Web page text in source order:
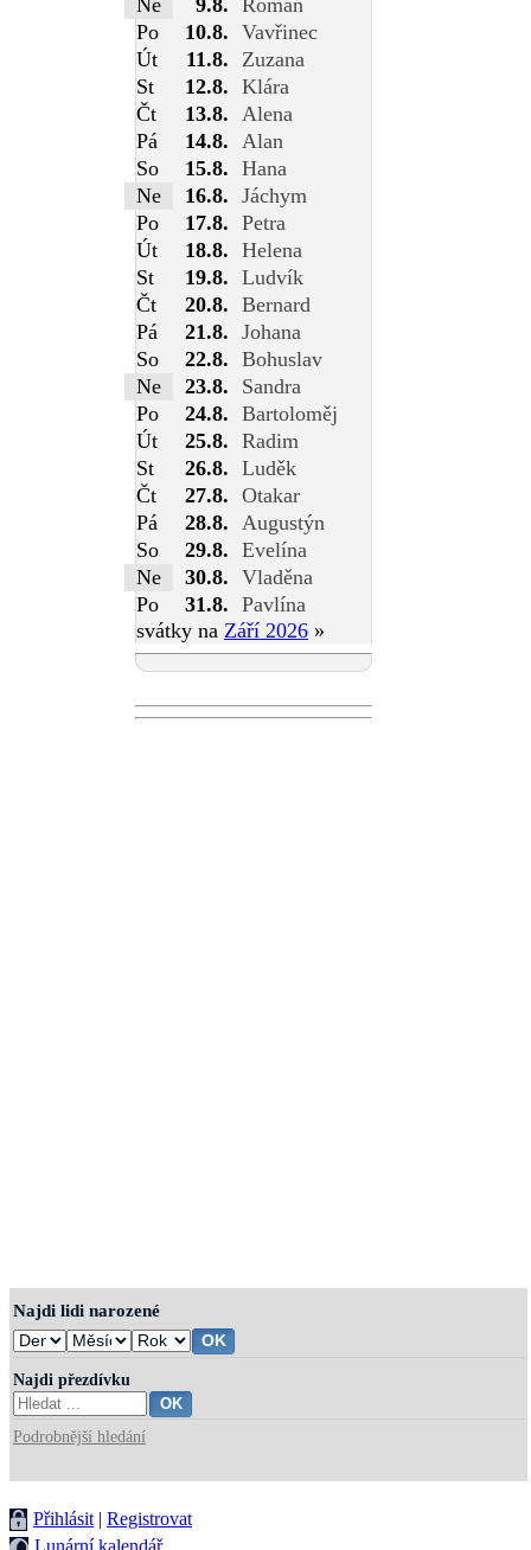
Po
10.8. Vavřinec
Út
11.8.
Zuzana
St
12.8. Klára
Čt
13.8.
Alena
Pá
14.8.
Alan
So
15.8. Hana
Ne
16.8. Jáchym
Po
17.8. Petra
Út
18.8. Helena
St
19.8. Ludvík
Čt
20.8. Bernard
Pá
21.8. Johana
So
22.8. Bohuslav
Ne
23.8.
Sandra
Po
24.8. Bartoloměj
Út
25.8. Radim
St
26.8. Luděk
Čt
27.8. Otakar
Pá
28.8.
Augustýn
So
29.8. Evelína
Ne
30.8. Vladěna
Po
31.8. Pavlína
svátky na Září 2026 »
Najdi lidi narozené
Najdi přezdívku
Podrobnější hledání
Přihlásit | Registrovat
Lunární kalendář